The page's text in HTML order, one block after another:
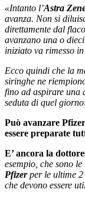
«Intanto l’Astra
avanza. Non si
direttamente dal
avanzano una o
iniziato va rimesso
Ecco quindi che la
siringhe ne
fino ad aspirare una
seduta di quel
Può avanzare
essere preparate
E’ ancora la
esempio, che sono
Pfizerper le ultime 2
che devono essere